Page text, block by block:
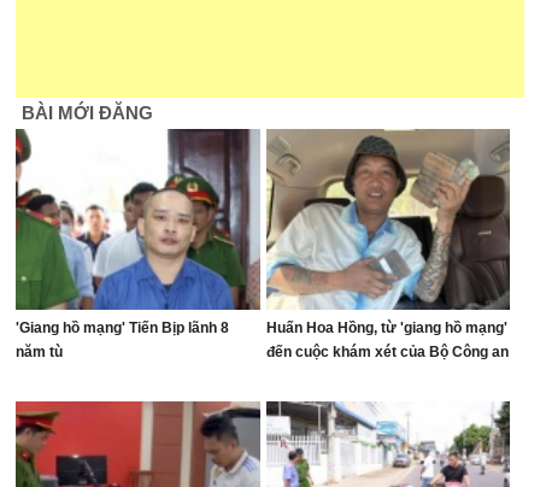
BÀI MỚI ĐĂNG
'Giang hồ mạng' Tiến Bịp lãnh 8
năm tù
Huấn Hoa Hồng, từ 'giang hồ mạng'
đến cuộc khám xét của Bộ Công an